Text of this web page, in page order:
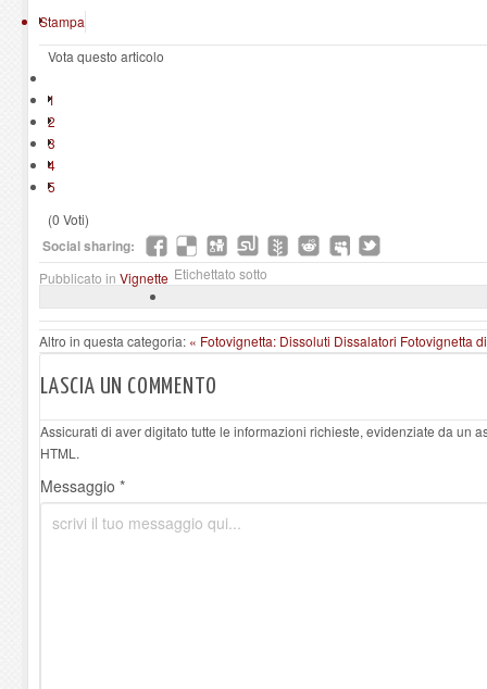
Stampa
Vota questo articolo
1
2
3
4
5
(0 Voti)
Social sharing:
Pubblicato in Vignette Etichettato sotto
Altro in questa categoria: « Fotovignetta: Dissoluti Dissalatori Fotovignetta
LASCIA UN COMMENTO
Assicurati di aver digitato tutte le informazioni richieste, evidenziate da un
HTML.
Messaggio *